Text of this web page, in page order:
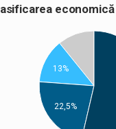
13%
22,5%